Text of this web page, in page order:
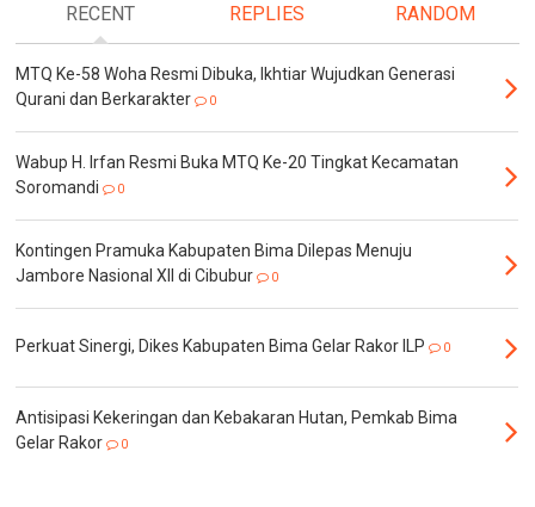
RECENT REPLIES RANDOM
MTQ Ke-58 Woha Resmi Dibuka, Ikhtiar Wujudkan Generasi
Qurani dan Berkarakter
0
Wabup H. Irfan Resmi Buka MTQ Ke-20 Tingkat Kecamatan
Soromandi
0
Kontingen Pramuka Kabupaten Bima Dilepas Menuju
Jambore Nasional XII di Cibubur
0
Perkuat Sinergi, Dikes Kabupaten Bima Gelar Rakor ILP 0
Antisipasi Kekeringan dan Kebakaran Hutan, Pemkab Bima
Gelar Rakor
0